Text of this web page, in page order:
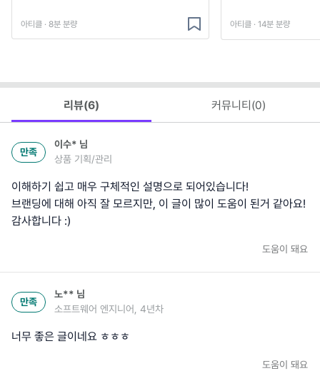
아티클 · 8분 분량 아티클 · 14분 분량
리뷰(6) 커뮤니티(0)
만족
이수* 님
상품 기획/관리
이해하기 쉽고 매우 구체적인 설명으로 되어있습니다!
브랜딩에 대해 아직 잘 모르지만, 이 글이 많이 도움이 된거 같아요!
감사합니다 :)
도움이 돼요
만족
노** 님
소프트웨어 엔지니어, 4년차
너무 좋은 글이네요 ㅎㅎㅎ
도움이 돼요